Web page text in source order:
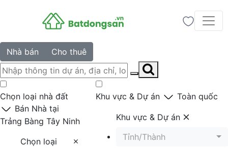
Nhà bán Cho thuê
Chọn loại nhà đất
Bán Nhà tại
Trảng Bàng Tây Ninh
Chọn loại
Khu vực & Dự án Toàn quốc
Khu vực & Dự án
Tỉnh/Thành